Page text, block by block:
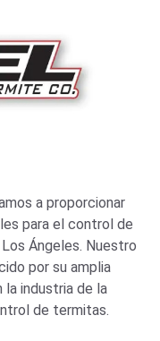
a proporcionar
para el control de
Ángeles. Nuestro
por su amplia
industria de la
de termitas.